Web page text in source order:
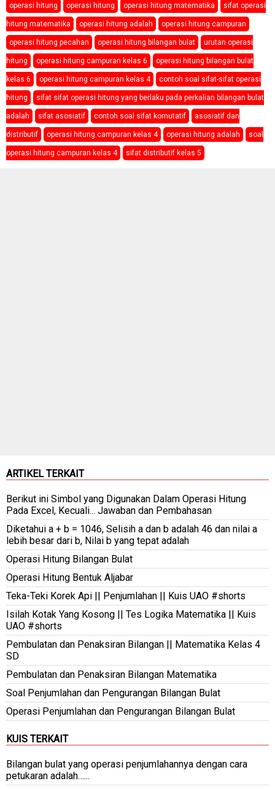
operasi hitung operasi hitung operasi hitung matematika sifat operasi
hitung matematika operasi hitung adalah operasi hitung campuran
operasi hitung pecahan operasi hitung bilangan bulat urutan operasi
hitung operasi hitung campuran kelas 6 operasi hitung bilangan bulat
kelas 6 operasi hitung campuran kelas 4 contoh soal sifat-sifat operasi
hitung sifat sifat operasi hitung yang berlaku pada perkalian bilangan bulat
adalah sifat asosiatif contoh soal sifat komutatif asosiatif dan
distributif operasi hitung campuran kelas 4 operasi hitung adalah soal
operasi hitung campuran kelas 4 sifat distributif kelas 5
ARTIKEL TERKAIT
Berikut ini Simbol yang Digunakan Dalam Operasi Hitung
Pada Excel, Kecuali... Jawaban dan Pembahasan
Diketahui a + b = 1046, Selisih a dan b adalah 46 dan nilai a
lebih besar dari b, Nilai b yang tepat adalah
Operasi Hitung Bilangan Bulat
Operasi Hitung Bentuk Aljabar
Teka-Teki Korek Api || Penjumlahan || Kuis UAO #shorts
Isilah Kotak Yang Kosong || Tes Logika Matematika || Kuis
UAO #shorts
Pembulatan dan Penaksiran Bilangan || Matematika Kelas 4
SD
Pembulatan dan Penaksiran Bilangan Matematika
Soal Penjumlahan dan Pengurangan Bilangan Bulat
Operasi Penjumlahan dan Pengurangan Bilangan Bulat
KUIS TERKAIT
Bilangan bulat yang operasi penjumlahannya dengan cara
petukaran adalah…...